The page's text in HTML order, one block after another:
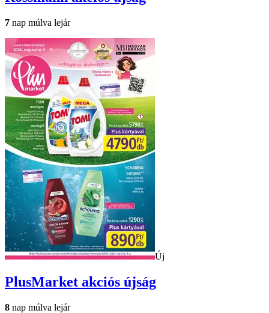
7 nap múlva lejár
Új
PlusMarket akciós újság
8 nap múlva lejár